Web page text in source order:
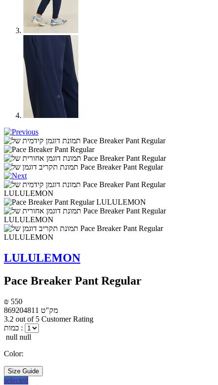
LULULEMON
Pace Breaker Pant Regular
₪ 550
מק"ט 869204811
3.2 out of 5 Customer Rating
כמות :
null null
Color:
Size Guide
selected